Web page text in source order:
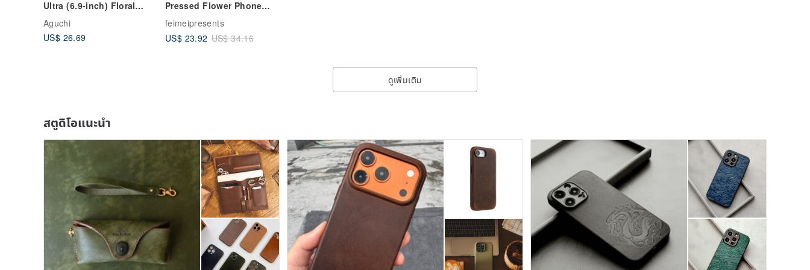
Ultra (6.9-inch) Floral
Case - Azure Blue
Aguchi
US$ 26.69
Pressed Flower Phone
Samsung S25
feimeipresents
US$ 23.92 US$ 34.16
ดูเพิ่มเติม
สตูดิโอแนะนำ